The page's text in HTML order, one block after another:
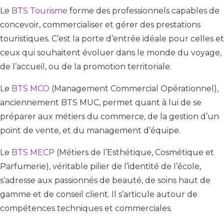
Le BTS Tourisme forme des professionnels capables de
concevoir, commercialiser et gérer des prestations
touristiques. C’est la porte d’entrée idéale pour celles et
ceux qui souhaitent évoluer dans le monde du voyage,
de l’accueil, ou de la promotion territoriale.
Le BTS MCO (Management Commercial Opérationnel),
anciennement BTS MUC, permet quant à lui de se
préparer aux métiers du commerce, de la gestion d’un
point de vente, et du management d’équipe.
Le BTS MECP (Métiers de l’Esthétique, Cosmétique et
Parfumerie), véritable pilier de l’identité de l’école,
s’adresse aux passionnés de beauté, de soins haut de
gamme et de conseil client. Il s’articule autour de
compétences techniques et commerciales.